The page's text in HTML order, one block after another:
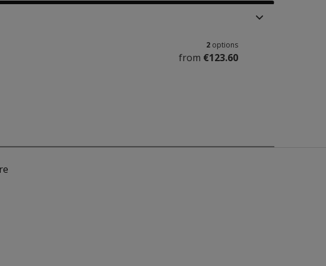
2 options
from €123.60